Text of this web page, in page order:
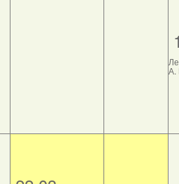
А.